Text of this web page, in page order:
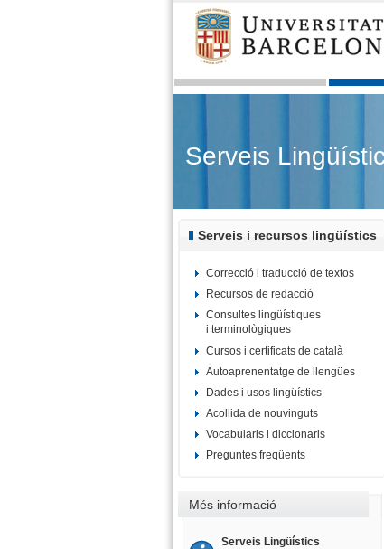
Serveis
Serveis i recursos lingüístics
Correcció i traducció de textos
Recursos de redacció
Consultes lingüístiques
i terminològiques
Cursos i certificats de català
Autoaprenentatge de llengües
Dades i usos lingüístics
Acollida de nouvinguts
Vocabularis i diccionaris
Preguntes freqüents
Més informació
Serveis Lingüístics